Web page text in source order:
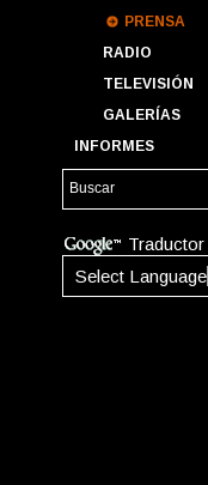
PRENSA
RADIO
TELEVISIÓN
GALERÍAS
INFORMES
Traductor
Select Language